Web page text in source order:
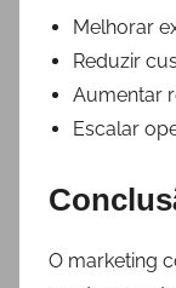
Melhorar
Reduzir
Aumentar
Escalar
O marketing